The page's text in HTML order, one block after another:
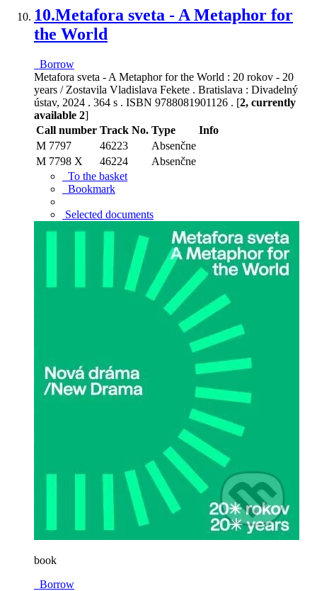
10.Metafora sveta - A Metaphor for
the World
Borrow
Metafora sveta - A Metaphor for the World : 20 rokov - 20
years / Zostavila Vladislava Fekete . Bratislava : Divadelný
ústav, 2024 . 364 s . ISBN 9788081901126 . [2, currently
available 2]
Call number Track No. Type
Info
M 7797
46223
Absenčne
M 7798 X
46224
Absenčne
To the basket
Bookmark
Selected documents
book
Borrow